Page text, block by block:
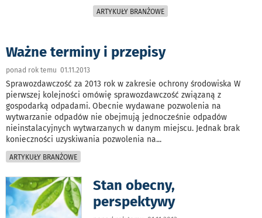
ARTYKUŁY BRANŻOWE
Ważne terminy i przepisy
ponad rok temu 01.11.2013
Sprawozdawczość za 2013 rok w zakresie ochrony środowiska W
pierwszej kolejności omówię sprawozdawczość związaną z
gospodarką odpadami. Obecnie wydawane pozwolenia na
wytwarzanie odpadów nie obejmują jednocześnie odpadów
nieinstalacyjnych wytwarzanych w danym miejscu. Jednak brak
konieczności uzyskiwania pozwolenia na...
ARTYKUŁY BRANŻOWE
Stan obecny,
perspektywy